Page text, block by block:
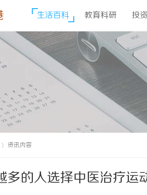
生活百科 教育科研 投
资讯内容
多的人选择中医治疗运